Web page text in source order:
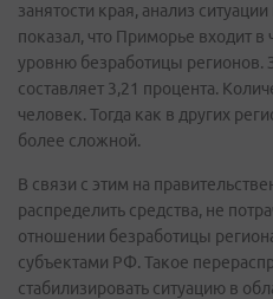
занятости края, анализ
показал, что Приморье входит в
уровню безработицы регионов.
составляет 3,21 процента.
человек. Тогда как в других
более сложной.
В связи с этим на
распределить средства, не
отношении безработицы
субъектами РФ. Такое
стабилизировать ситуацию в